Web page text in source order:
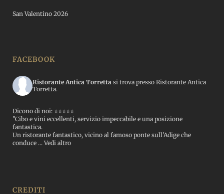
San Valentino 2026
FACEBOOK
Ristorante Antica Torretta si trova presso Ristorante Antica
Torretta.
Dicono di noi: ⭐️⭐️⭐️⭐️⭐️
"Cibo e vini eccellenti, servizio impeccabile e una posizione
fantastica.
Un ristorante fantastico, vicino al famoso ponte sull'Adige che
conduce ...Vedi altro
CREDITI